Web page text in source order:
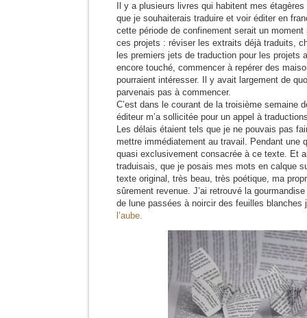
Il y a plusieurs livres qui habitent mes
que je souhaiterais traduire et voir éditer en
cette période de confinement serait un moment
ces projets : réviser les extraits déjà traduits,
les premiers jets de traduction pour les projets
encore touché, commencer à repérer des
pourraient intéresser. Il y avait largement de
parvenais pas à commencer.
C’est dans le courant de la troisième semaine
éditeur m’a sollicitée pour un appel à
Les délais étaient tels que je ne pouvais pas
mettre immédiatement au travail. Pendant une
quasi exclusivement consacrée à ce texte. Et
traduisais, que je posais mes mots en calque
texte original, très beau, très poétique, ma
sûrement revenue. J’ai retrouvé la
de lune passées à noircir des feuilles blanches
l’aube.